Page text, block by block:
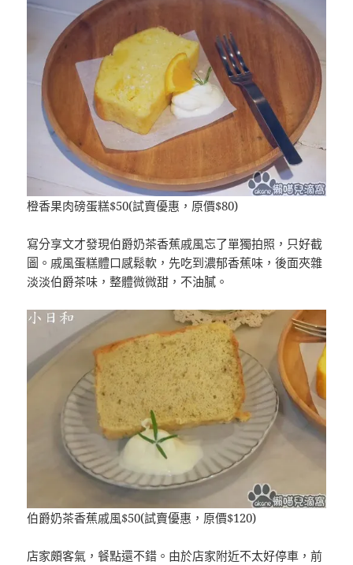
橙香果肉磅蛋糕$50(試賣優惠，原價$80)
寫分享文才發現伯爵奶茶香蕉戚風忘了單獨拍照，只好截
圖。戚風蛋糕體口感鬆軟，先吃到濃郁香蕉味，後面夾雜
淡淡伯爵茶味，整體微微甜，不油膩。
伯爵奶茶香蕉戚風$50(試賣優惠，原價$120)
店家頗客氣，餐點還不錯。由於店家附近不太好停車，前